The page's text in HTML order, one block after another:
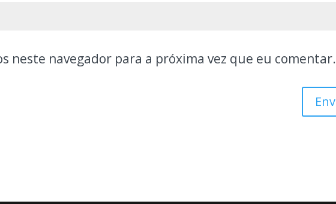
neste navegador para a próxima vez que eu comentar.